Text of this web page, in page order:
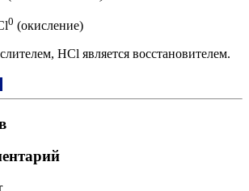
0 (окисление)
HCl является восстановителем.